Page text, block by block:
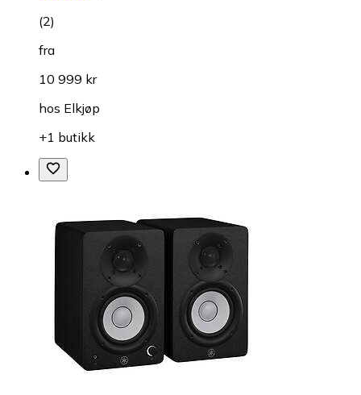
(2)
fra
10 999 kr
hos Elkjøp
+1 butikk